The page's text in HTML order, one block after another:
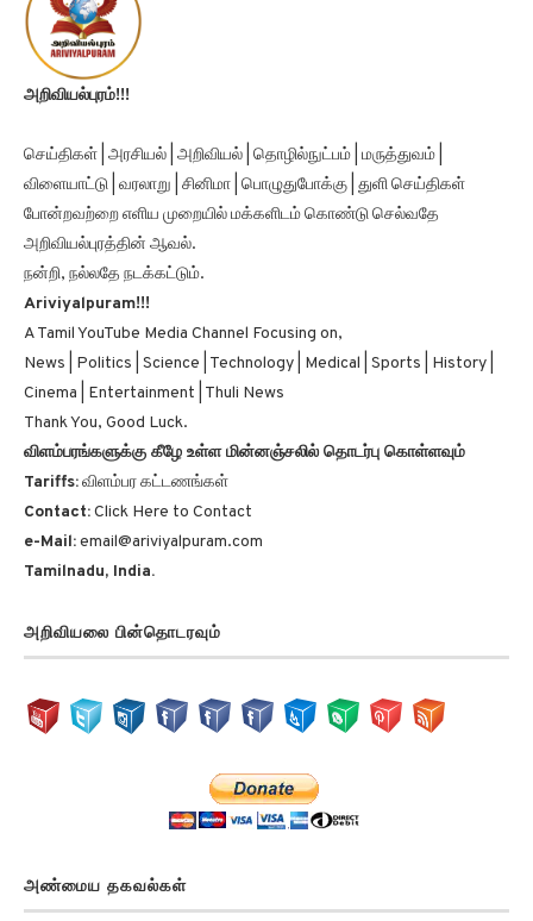
அறிவியல்புரம்!!!
விளையாட்டு | வரலாறு | சினிமா | பொழுதுபோக்கு | துளி செய்திகள்
போன்றவற்றை எளிய முறையில் மக்களிடம் கொண்டு செல்வதே
அறிவியல்புரத்தின் ஆவல்.
நன்றி, நல்லதே நடக்கட்டும்.
Ariviyalpuram!!!
A Tamil YouTube Media Channel Focusing on,
News | Politics | Science | Technology | Medical | Sports | History |
Cinema | Entertainment | Thuli News
Thank You, Good Luck.
விளம்பரங்களுக்கு கீழே உள்ள மின்னஞ்சலில் தொடர்பு கொள்ளவும்
Tariffs:விளம்பர கட்டணங்கள்
Contact:Click Here to Contact
e-Mail: email@ariviyalpuram.com
Tamilnadu, India.